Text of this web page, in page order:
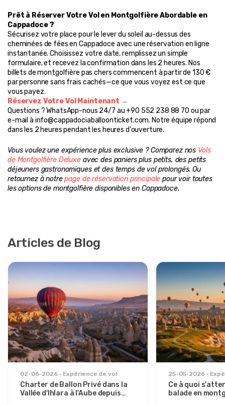
Prêt à Réserver Votre Vol en Montgolfière Abordable en
Cappadoce ?
Sécurisez votre place pour le lever du soleil au-dessus des
cheminées de fées en Cappadoce avec une réservation en ligne
instantanée. Choisissez votre date, remplissez un simple
formulaire, et recevez la confirmation dans les 2 heures. Nos
billets de montgolfière pas chers commencent à partir de 130 €
par personne sans frais cachés—ce que vous voyez est ce que
vous payez.
Réservez Votre Vol Maintenant →
Questions ? WhatsApp-nous 24/7 au +90 552 238 88 70 ou par
e-mail à info@cappadociaballoonticket.com. Notre équipe répond
dans les 2 heures pendant les heures d'ouverture.
Vous voulez une expérience plus exclusive ? Comparez nos Vols
de Montgolfière Deluxe avec des paniers plus petits, des petits
déjeuners gastronomiques et des temps de vol prolongés. Ou
retournez à notre page de réservation principale pour voir toutes
les options de montgolfière disponibles en Cappadoce.
Articles de Blog
02-06-2026 Expérience de vol
Charter de Ballon Privé dans la
Vallée d'Ihlara à l'Aube depuis
25-05-2026
Ce à quoi
balade en